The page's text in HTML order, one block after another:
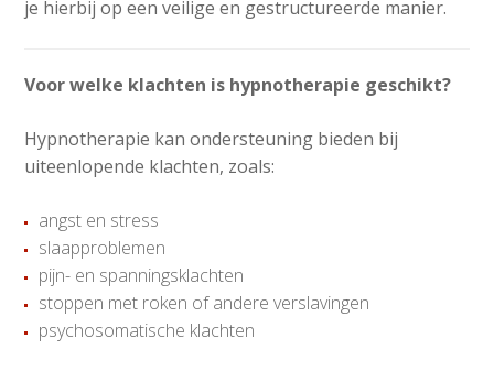
je hierbij op een veilige en gestructureerde manier.
Voor welke klachten is hypnotherapie geschikt?
Hypnotherapie kan ondersteuning bieden bij
uiteenlopende klachten, zoals:
angst en stress
slaapproblemen
pijn- en spanningsklachten
stoppen met roken of andere verslavingen
psychosomatische klachten